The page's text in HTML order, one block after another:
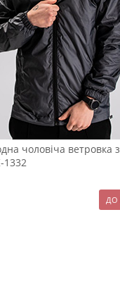
чоловіча ветровка з